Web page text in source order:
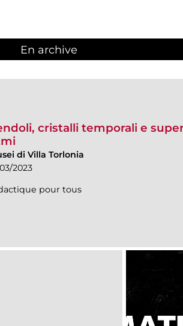
En archive
cristalli temporali e
di Villa Torlonia
2023
pour tous